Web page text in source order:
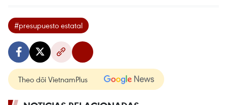
#presupuesto estatal
Theo dõi VietnamPlus